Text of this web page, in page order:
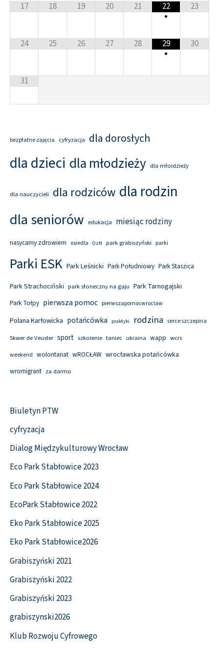
17 18 19 20 21
22
•
23
24 25 26 27 28
29
•
30
31
bezpłatne zajęcia cyfryzacja dla dorosłych
dla dzieci dla młodzieży dla młoidzieży
dla nauczycieli dla rodziców dla rodzin
dla seniorów edukacja miesiąc rodziny
nasycamy zdrowiem osiedla OzN park grabiszyński parki
Parki ESK Park Leśnicki Park Południowy Park Staszica
Park Strachociński park słoneczny na gaju Park Tarnogajski
Park Tołpy pierwsza pomoc pierwszapomocwroclaw
Polana Karłowicka potańcówka praktyki rodzina serce szczepina
Skwer de Veuster sport szkolenie taniec ukraina wapp wcrs
weekend wolontariat wROCŁAW wrocławska potańcówka
wromigrant za darmo
Biuletyn PTW
cyfryzacja
Dialog Międzykulturowy Wrocław
Eco Park Stabłowice 2023
Eco Park Stabłowice 2024
EcoPark Stabłowice 2022
Eko Park Stabłowice 2025
Eko Park Stabłowice2026
Grabiszyński 2021
Grabiszyński 2022
Grabiszyński 2023
grabiszynski2026
Klub Rozwoju Cyfrowego